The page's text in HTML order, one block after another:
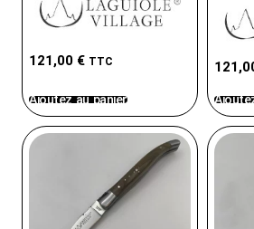
121,00 € TTC
Ajoutez au panier